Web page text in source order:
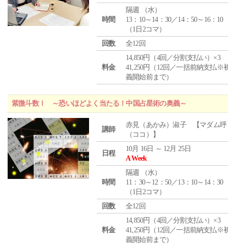
時間
隔週 （水）
13：10～14：30／14：50～16：10
（1日2コマ）
回数
全12回
料金
14,850円（4回／分割支払い）×3
41,250円（12回／一括前納支払※
義開始前まで）
紫微斗数Ⅰ ～恐いほどよく当たる！中国占星術の奥義～
講師
赤見（あかみ）淑子 【マダム呼
（ココ）】
日程
10月 16日 ～ 12月 25日
A Week
時間
隔週 （水）
11：30～12：50／13：10～14：30
（1日2コマ）
回数
全12回
料金
14,850円（4回／分割支払い）×3
41,250円（12回／一括前納支払※
義開始前まで）